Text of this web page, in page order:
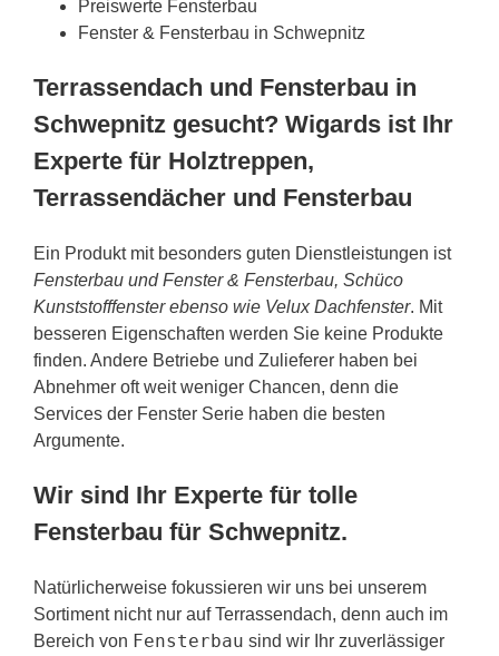
Preiswerte Fensterbau
Fenster & Fensterbau in Schwepnitz
Terrassendach und Fensterbau in
Schwepnitz gesucht? Wigards ist Ihr
Experte für Holztreppen,
Terrassendächer und Fensterbau
Ein Produkt mit besonders guten Dienstleistungen ist
Fensterbau und Fenster & Fensterbau, Schüco
Kunststofffenster ebenso wie Velux Dachfenster. Mit
besseren Eigenschaften werden Sie keine Produkte
finden. Andere Betriebe und Zulieferer haben bei
Abnehmer oft weit weniger Chancen, denn die
Services der Fenster Serie haben die besten
Argumente.
Wir sind Ihr Experte für tolle
Fensterbau für Schwepnitz.
Natürlicherweise fokussieren wir uns bei unserem
Sortiment nicht nur auf Terrassendach, denn auch im
Bereich von Fensterbau sind wir Ihr zuverlässiger